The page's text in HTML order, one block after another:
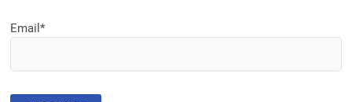
Email*